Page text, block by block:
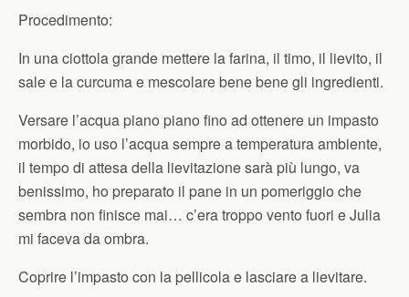
Procedimento:
In una ciottola grande mettere la farina, il timo, il lievito, il
sale e la curcuma e mescolare bene bene gli ingredienti.
Versare l’acqua piano piano fino ad ottenere un impasto
morbido, io uso l’acqua sempre a temperatura ambiente,
il tempo di attesa della lievitazione sarà più lungo, va
benissimo, ho preparato il pane in un pomeriggio che
sembra non finisce mai… c’era troppo vento fuori e Julia
mi faceva da ombra.
Coprire l’impasto con la pellicola e lasciare a lievitare.